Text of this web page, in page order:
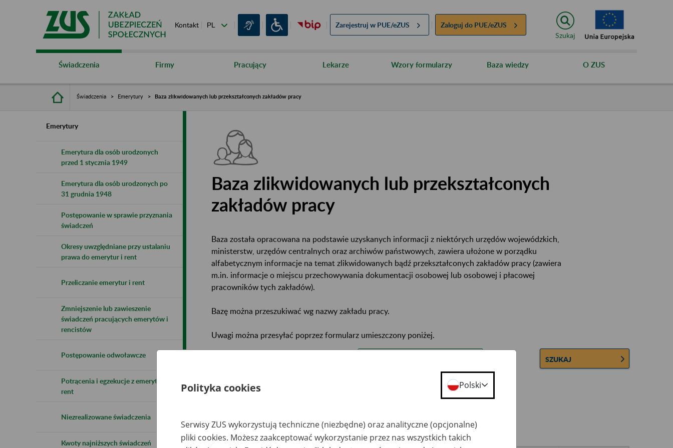
Kontakt Zarejestruj w PUE/eZUS Zaloguj do PUE/eZUS
Szukaj
Świadczenia Firmy Pracujący Lekarze Wzory formularzy Baza wiedzy O ZUS
Świadczenia Emerytury Baza zlikwidowanych lub przekształconych zakładów pracy
Emerytury
Emerytura dla osób urodzonych
przed 1 stycznia 1949
Emerytura dla osób urodzonych po
31 grudnia 1948
Postępowanie w sprawie przyznania
świadczeń
Okresy uwzględniane przy ustalaniu
prawa do emerytur i rent
Przeliczanie emerytur i rent
Zmniejszenie lub zawieszenie
świadczeń pracujących emerytów i
rencistów
Postępowanie odwoławcze
Potrącenia i egzekucje z emerytur i
rent
Niezrealizowane świadczenia
Kwoty najniższych świadczeń
Baza zlikwidowanych lub przekształconych
zakładów pracy
Baza została opracowana na podstawie uzyskanych informacji z niektórych urzędów wojewódzkich,
ministerstw, urzędów centralnych oraz archiwów państwowych, zawiera ułożone w porządku
alfabetycznym informacje na temat zlikwidowanych bądź przekształconych zakładów pracy (zawiera
m.in. informacje o miejscu przechowywania dokumentacji osobowej lub osobowej i płacowej
pracowników tych zakładów).
Bazę można przeszukiwać wg nazwy zakładu pracy.
Uwagi można przesyłać poprzez formularz umieszczony poniżej.
SZUKAJ
Ukryj wszystkie pozycje bazy
Polityka cookies Polski
Serwisy ZUS wykorzystują techniczne (niezbędne) oraz analityczne (opcjonalne)
pliki cookies. Możesz zaakceptować wykorzystanie przez nas wszystkich takich